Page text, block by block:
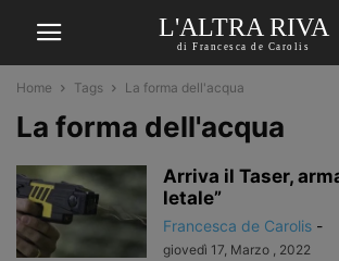
L'ALTRA RIVA
di Francesca de Carolis
Home Tags La forma dell'acqua
La forma dell'acqua
Arriva il Taser,
letale”
Francesca de Carolis -
giovedì 17, Marzo , 2022